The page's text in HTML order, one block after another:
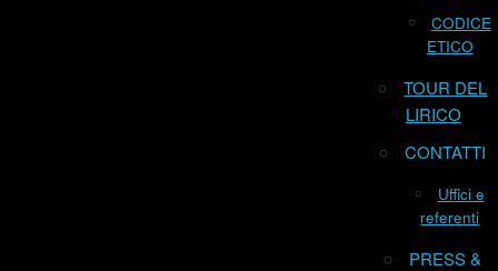
CODICE
ETICO
TOUR DEL
LIRICO
CONTATTI
Uffici e
referenti
PRESS &